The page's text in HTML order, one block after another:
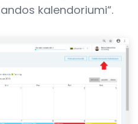
kalendoriumi“.